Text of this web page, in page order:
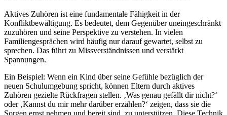
Aktives Zuhören ist eine fundamentale Fähigkeit in der
Konfliktbewältigung. Es bedeutet, dem Gegenüber uneingeschränkt
zuzuhören und seine Perspektive zu verstehen. In vielen
Familiengesprächen wird häufig nur darauf gewartet, selbst zu
sprechen. Das führt zu Missverständnissen und verstärkt
Spannungen.
Ein Beispiel: Wenn ein Kind über seine Gefühle bezüglich der
neuen Schulumgebung spricht, können Eltern durch aktives
Zuhören gezielte Rückfragen stellen. ‚Was genau gefällt dir nicht?‘
oder ‚Kannst du mir mehr darüber erzählen?‘ zeigen, dass sie die
Sorgen ernst nehmen und bereit sind, zu unterstützen. Diese Technik